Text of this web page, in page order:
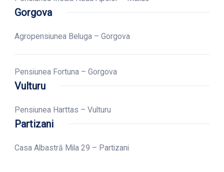
Gorgova
Agropensiunea Beluga – Gorgova
Pensiunea Fortuna – Gorgova
Vulturu
Pensiunea Harttas – Vulturu
Partizani
Casa Albastră Mila 29 – Partizani